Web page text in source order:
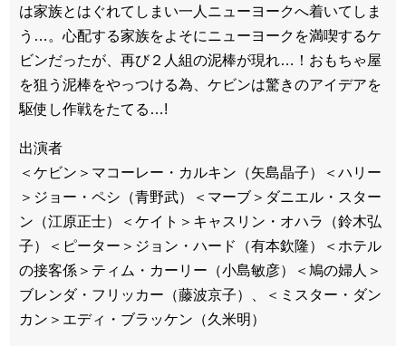
は家族とはぐれてしまい一人ニューヨークへ着いてしま
う…。心配する家族をよそにニューヨークを満喫するケ
ビンだったが、再び２人組の泥棒が現れ…！おもちゃ屋
を狙う泥棒をやっつける為、ケビンは驚きのアイデアを
駆使し作戦をたてる…!
出演者
＜ケビン＞マコーレー・カルキン（矢島晶子）＜ハリー
＞ジョー・ペシ（青野武）＜マーブ＞ダニエル・スター
ン（江原正士）＜ケイト＞キャスリン・オハラ（鈴木弘
子）＜ピーター＞ジョン・ハード（有本欽隆）＜ホテル
の接客係＞ティム・カーリー（小島敏彦）＜鳩の婦人＞
ブレンダ・フリッカー（藤波京子）、＜ミスター・ダン
カン＞エディ・ブラッケン（久米明）